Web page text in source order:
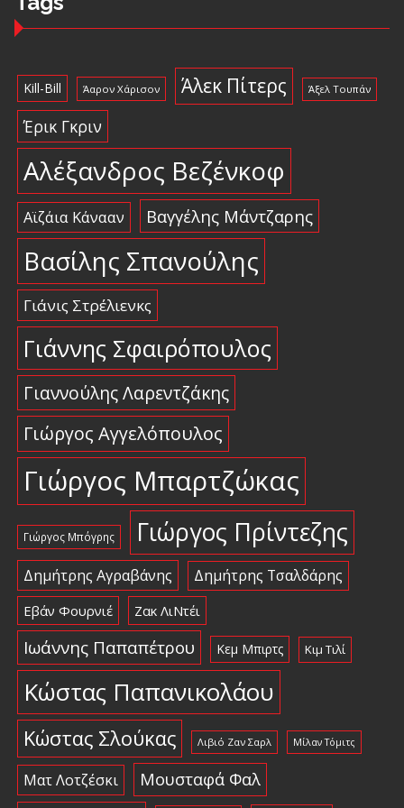
Kill-Bill Άαρον Χάρισον Άλεκ Πίτερς Άξελ Τουπάν
Έρικ Γκριν
Αλέξανδρος Βεζένκοφ
Αϊζάια Κάνααν Βαγγέλης Μάντζαρης
Βασίλης Σπανούλης
Γιάνις Στρέλιενκς
Γιάννης Σφαιρόπουλος
Γιαννούλης Λαρεντζάκης
Γιώργος Αγγελόπουλος
Γιώργος Μπαρτζώκας
Γιώργος Μπόγρης Γιώργος Πρίντεζης
Δημήτρης Αγραβάνης Δημήτρης Τσαλδάρης
Εβάν Φουρνιέ Ζακ ΛιΝτέι
Ιωάννης Παπαπέτρου Κεμ Μπιρτς Κιμ Τιλί
Κώστας Παπανικολάου
Κώστας Σλούκας Λιβιό Ζαν Σαρλ Μίλαν Τόμιτς
Ματ Λοτζέσκι Μουσταφά Φαλ